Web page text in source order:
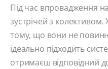
Під час впровадження
зустрічей з
тому, що вони не
ідеально підходить
отримаєш відповідний